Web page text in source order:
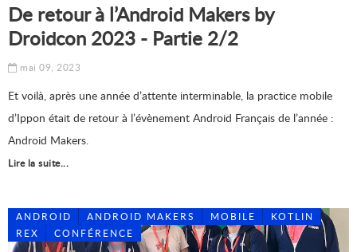
De retour à l’Android Makers by
Droidcon 2023 - Partie 2/2
mai 09, 2023
Et voilà, après une année d’attente interminable, la practice mobile
d’Ippon était de retour à l’évènement Android Français de l’année :
Android Makers.
Lire la suite...
ANDROID ANDROID MAKERS MOBILE
KOTLIN
REX
CONFÉRENCE